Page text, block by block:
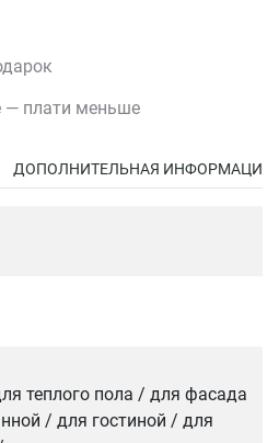
— плати меньше
ДОПОЛНИТЕЛЬНАЯ ИНФОРМАЦИЯ
теплого пола / для фасада
/ для гостиной / для